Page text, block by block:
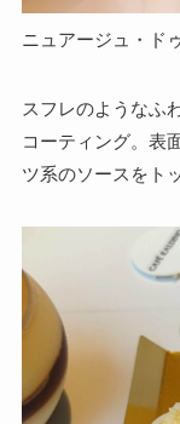
ニュアージュ・ド
スフレのようなふ
コーティング。表
ツ系のソースをト